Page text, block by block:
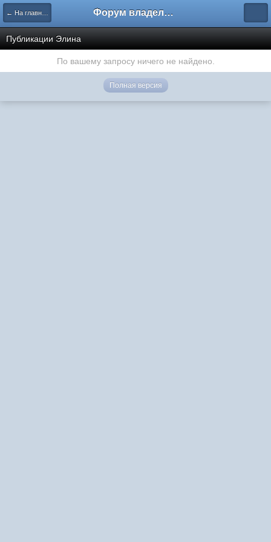
← На главную Форум владельцев интернет-магазинов
Публикации Элина
По вашему запросу ничего не найдено.
Полная версия